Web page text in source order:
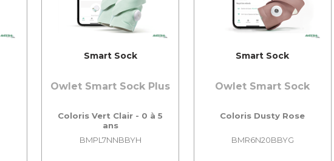
Smart Sock
Owlet Smart Sock Plus
Coloris Vert Clair - 0 à 5
ans
BMPL7NNBBYH
Smart Sock
Owlet Smart Sock
Coloris Dusty Rose
BMR6N20BBYG